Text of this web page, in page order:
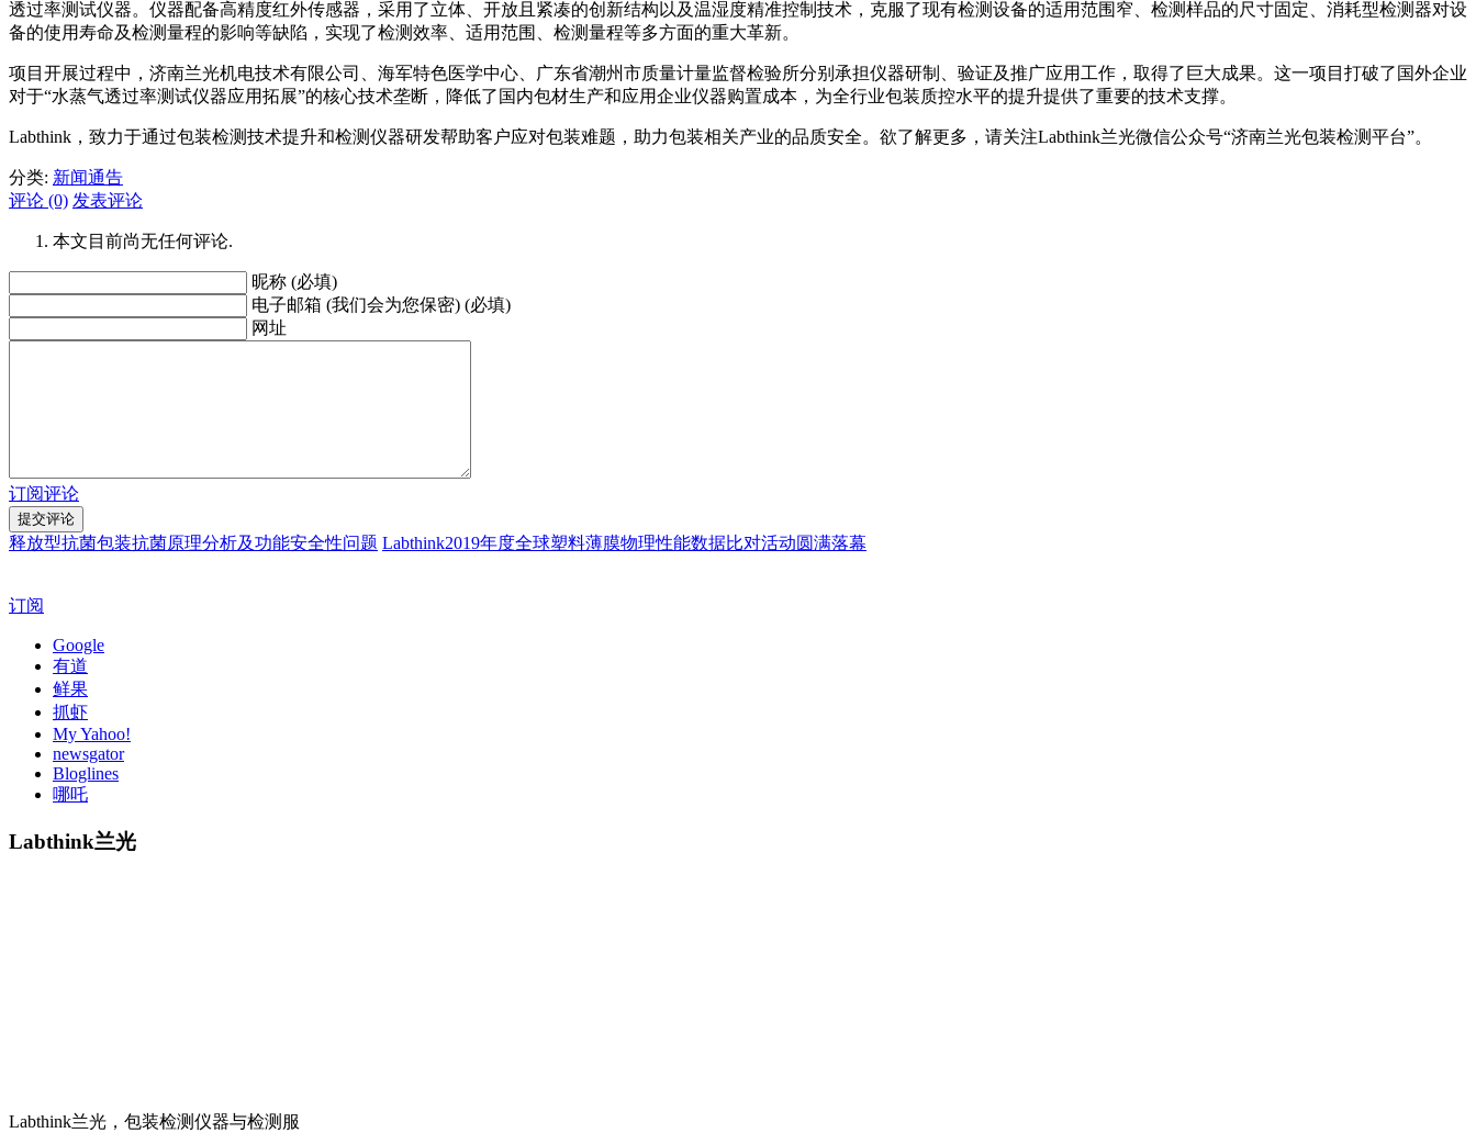
透过率测试仪器。仪器配备高精度红外传感器，采用了立体、开放且紧凑的创新结构以及温湿度精准控制技术，克服了现有检测设备的适用范围窄、检测样品的尺寸固定、消耗型检测器对设
备的使用寿命及检测量程的影响等缺陷，实现了检测效率、适用范围、检测量程等多方面的重大革新。
项目开展过程中，济南兰光机电技术有限公司、海军特色医学中心、广东省潮州市质量计量监督检验所分别承担仪器研制、验证及推广应用工作，取得了巨大成果。这一项目打破了国外企业
对于“水蒸气透过率测试仪器应用拓展”的核心技术垄断，降低了国内包材生产和应用企业仪器购置成本，为全行业包装质控水平的提升提供了重要的技术支撑。
Labthink，致力于通过包装检测技术提升和检测仪器研发帮助客户应对包装难题，助力包装相关产业的品质安全。欲了解更多，请关注Labthink兰光微信公众号“济南兰光包装检测平台”。
分类: 新闻通告
评论 (0) 发表评论
本文目前尚无任何评论.
昵称 (必填)
电子邮箱 (我们会为您保密) (必填)
网址
订阅评论
释放型抗菌包装抗菌原理分析及功能安全性问题 Labthink2019年度全球塑料薄膜物理性能数据比对活动圆满落幕
订阅
Google
有道
鲜果
抓虾
My Yahoo!
newsgator
Bloglines
哪吒
Labthink兰光
Labthink兰光，包装检测仪器与检测服